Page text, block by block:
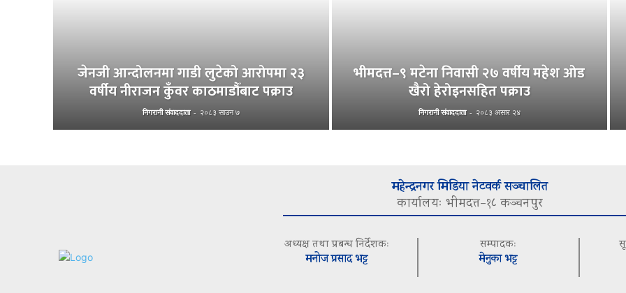
जेनजी आन्दोलनमा गाडी लुटेको आरोपमा २३
वर्षीय नीराजन कुँवर काठमाडौँबाट पक्राउ
निगरानी संवाददाता - २०८३ साउन ७
भीमदत्त–९ मटेना निवासी २७ वर्षीय महेश ओड
खैरो हेरोइनसहित पक्राउ
निगरानी संवाददाता - २०८३ असार २४
महेन्द्रनगर मिडिया नेटवर्क सञ्चालित
कार्यालयः भीमदत्त–१८ कञ्चनपुर
अध्यक्ष तथा प्रबन्ध निर्देशकः
मनोज प्रसाद भट्ट
सम्पादकः
मेनुका भट्ट